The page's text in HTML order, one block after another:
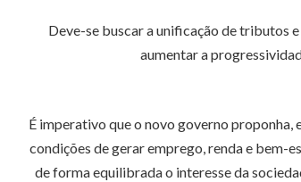
Deve-se buscar a unificação de tributos
aumentar a
É imperativo que o novo governo proponha,
condições de gerar emprego, renda e bem-
de forma equilibrada o interesse da